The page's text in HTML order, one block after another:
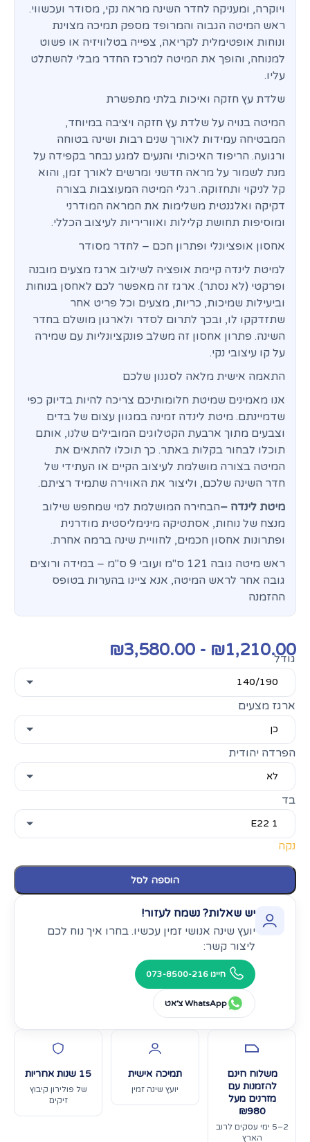
ויוקרה, ומעניקה לחדר השינה מראה נקי, מסודר ועכשווי.
ראש המיטה הגבוה והמרופד מספק תמיכה מצוינת
ונוחות אופטימלית לקריאה, צפייה בטלוויזיה או פשוט
למנוחה, והופך את המיטה למרכז החדר מבלי להשתלט
עליו.
שלדת עץ חזקה ואיכות בלתי מתפשרת
המיטה בנויה על שלדת עץ חזקה ויציבה במיוחד,
המבטיחה עמידות לאורך שנים רבות ושינה בטוחה
ורגועה. הריפוד האיכותי והנעים למגע נבחר בקפידה על
מנת לשמור על מראה חדשני ומרשים לאורך זמן, והוא
קל לניקוי ותחזוקה. רגלי המיטה המעוצבות בצורה
דקיקה ואלגנטית משלימות את המראה המודרני
ומוסיפות תחושת קלילות ואווריריות לעיצוב הכללי.
אחסון אופציונלי ופתרון חכם – לחדר מסודר
למיטת לינדה קיימת אופציה לשילוב ארגז מצעים מובנה
ופרקטי (לא נסתר). ארגז זה מאפשר לכם לאחסן בנוחות
וביעילות שמיכות, כריות, מצעים וכל פריט אחר
שתזדקקו לו, ובכך לתרום לסדר ולארגון מושלם בחדר
השינה. פתרון אחסון זה משלב פונקציונליות עם שמירה
על קו עיצובי נקי.
התאמה אישית מלאה לסגנון שלכם
אנו מאמינים שמיטת חלומותיכם צריכה להיות בדיוק כפי
שדמיינתם. מיטת לינדה זמינה במגוון עצום של בדים
וצבעים מתוך ארבעת הקטלוגים המובילים שלנו, אותם
תוכלו לבחור בקלות באתר. כך תוכלו להתאים את
המיטה בצורה מושלמת לעיצוב הקיים או העתידי של
חדר השינה שלכם, וליצור את האווירה שתמיד רציתם.
מיטת לינדה –הבחירה המושלמת למי שמחפש שילוב
מנצח של נוחות, אסתטיקה מינימליסטית מודרנית
ופתרונות אחסון חכמים, לחוויית שינה ברמה אחרת.
ראש מיטה גובה 121 ס"מ ועובי 9 ס"מ – במידה ורוצים
גובה אחר לראש המיטה, אנא ציינו בהערות בטופס
ההזמנה
₪1,210.00
-
₪3,580.00 גודל
ארגז מצעים
הפרדה יהודית
בד
נקה
הוספה לסל
יש שאלות? נשמח לעזור!
יועץ שינה אנושי זמין עכשיו. בחרו איך נוח לכם
ליצור קשר:
חייגו 073-8500-216
WhatsApp צ׳אט
משלוח חינם
להזמנות עם
מזרנים מעל
₪980
2–5 ימי עסקים לרוב
הארץ
תמיכה אישית
יועץ שינה זמין
15 שנות אחריות
של פולירון קיבוץ
זיקים